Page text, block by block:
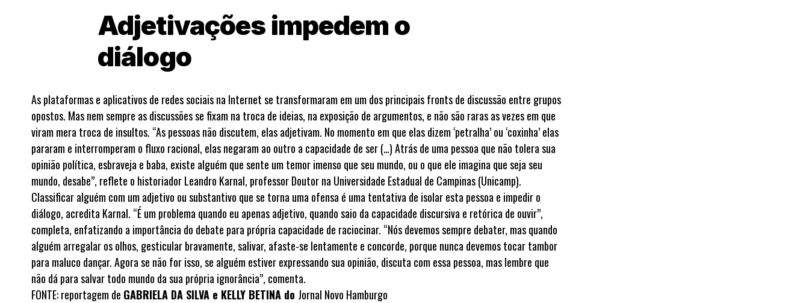
Adjetivações impedem o
diálogo
As plataformas e aplicativos de redes sociais na Internet se transformaram em um dos principais fronts de discussão entre grupos
opostos. Mas nem sempre as discussões se fixam na troca de ideias, na exposição de argumentos, e não são raras as vezes em que
viram mera troca de insultos. “As pessoas não discutem, elas adjetivam. No momento em que elas dizem ‘petralha’ ou ‘coxinha’ elas
pararam e interromperam o fluxo racional, elas negaram ao outro a capacidade de ser (…) Atrás de uma pessoa que não tolera sua
opinião política, esbraveja e baba, existe alguém que sente um temor imenso que seu mundo, ou o que ele imagina que seja seu
mundo, desabe”, reflete o historiador Leandro Karnal, professor Doutor na Universidade Estadual de Campinas (Unicamp).
Classificar alguém com um adjetivo ou substantivo que se torna uma ofensa é uma tentativa de isolar esta pessoa e impedir o
diálogo, acredita Karnal. “É um problema quando eu apenas adjetivo, quando saio da capacidade discursiva e retórica de ouvir”,
completa, enfatizando a importância do debate para própria capacidade de raciocinar. “Nós devemos sempre debater, mas quando
alguém arregalar os olhos, gesticular bravamente, salivar, afaste-se lentamente e concorde, porque nunca devemos tocar tambor
para maluco dançar. Agora se não for isso, se alguém estiver expressando sua opinião, discuta com essa pessoa, mas lembre que
não dá para salvar todo mundo da sua própria ignorância”, comenta.
FONTE: reportagem de GABRIELA DA SILVA e KELLY BETINA do Jornal Novo Hamburgo